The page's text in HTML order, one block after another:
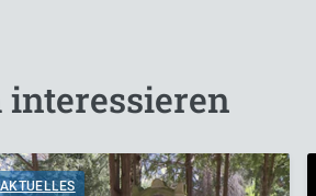
interessieren
AKTUELLES